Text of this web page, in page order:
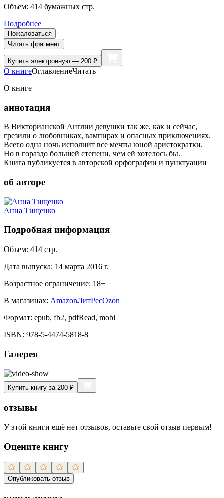
Объем: 414 бумажных стр.
Подробнее
Пожаловаться
Читать фрагмент
Купить электронную — 200 ₽
О книгеОглавлениеЧитать
О книге
аннотация
В Викторианской Англии девушки так же, как и сейчас,
грезили о любовниках, вампирах и опасных приключениях.
Всего одна ночь исполнит все мечты юной аристократки.
Но в гораздо большей степени, чем ей хотелось бы.
Книга публикуется в авторской орфографии и пунктуации
об авторе
Анна Тищенко
Подробная информация
Объем: 414 стр.
Дата выпуска: 14 марта 2016 г.
Возрастное ограничение: 18+
В магазинах: AmazonЛитРесOzon
Формат: epub, fb2, pdfRead, mobi
ISBN: 978-5-4474-5818-8
Галерея
Купить книгу за 200 ₽
отзывы
У этой книги ещё нет отзывов, оставьте свой отзыв первым!
Оцените книгу
Опубликовать отзыв